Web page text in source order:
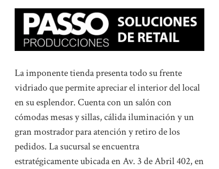
La imponente tienda presenta todo su frente
vidriado que permite apreciar el interior del local
en su esplendor. Cuenta con un salón con
cómodas mesas y sillas, cálida iluminación y un
gran mostrador para atención y retiro de los
pedidos. La sucursal se encuentra
estratégicamente ubicada en Av. 3 de Abril 402, en